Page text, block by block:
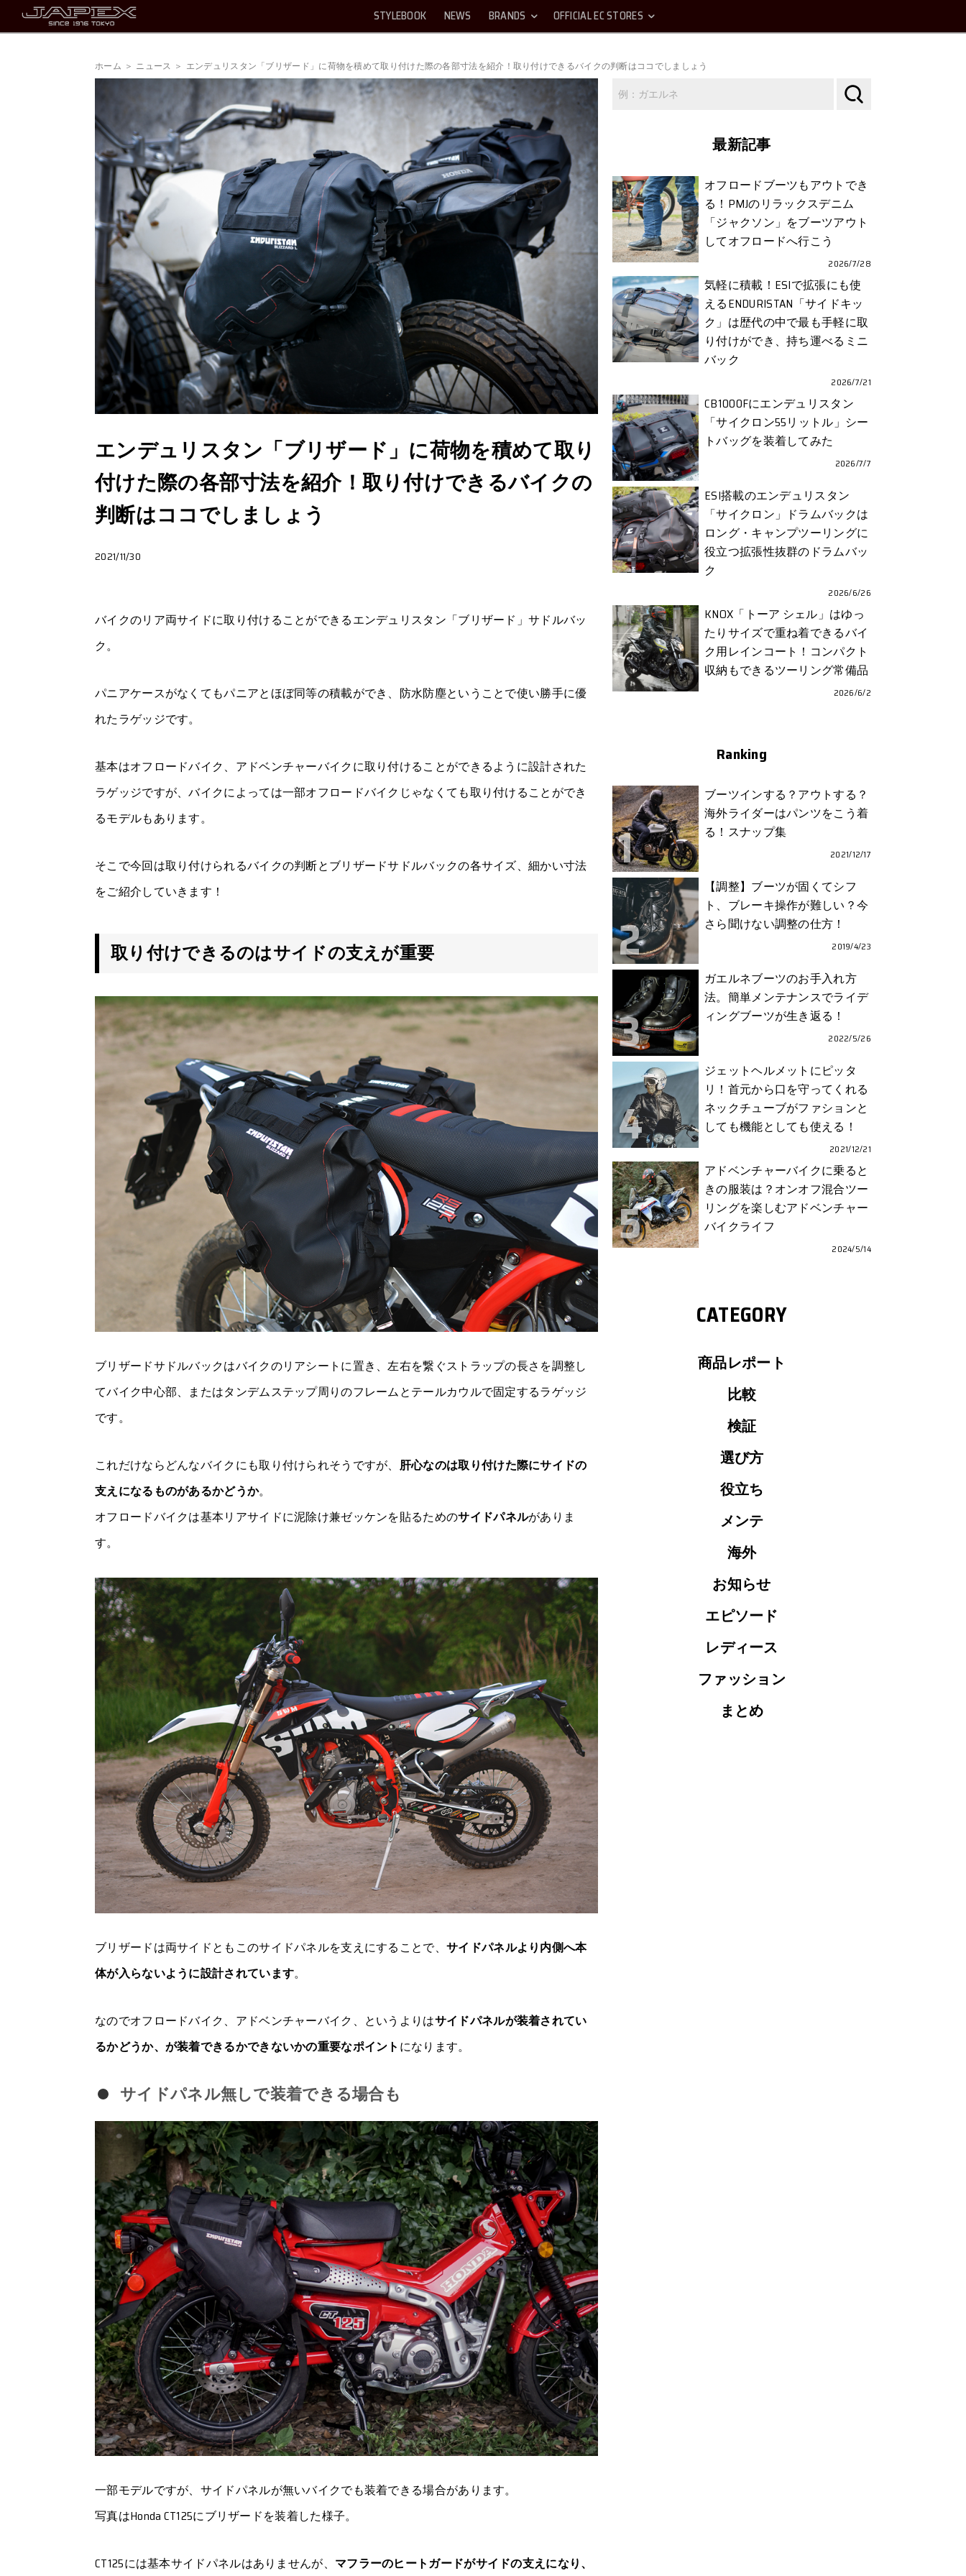
STYLEBOOK NEWS BRANDS OFFICIAL EC STORES
ホーム ニュース エンデュリスタン「ブリザード」に荷物を積めて取り付けた際の各部寸法を紹介！取り付けできるバイクの判断はココでしましょう
エンデュリスタン「ブリザード」に荷物を積めて取り
付けた際の各部寸法を紹介！取り付けできるバイクの
判断はココでしましょう
2021/11/30
バイクのリア両サイドに取り付けることができるエンデュリスタン「ブリザード」サドルバッ
ク。
パニアケースがなくてもパニアとほぼ同等の積載ができ、防水防塵ということで使い勝手に優
れたラゲッジです。
基本はオフロードバイク、アドベンチャーバイクに取り付けることができるように設計された
ラゲッジですが、バイクによっては一部オフロードバイクじゃなくても取り付けることができ
るモデルもあります。
そこで今回は取り付けられるバイクの判断とブリザードサドルバックの各サイズ、細かい寸法
をご紹介していきます！
取り付けできるのはサイドの支えが重要
ブリザードサドルバックはバイクのリアシートに置き、左右を繋ぐストラップの長さを調整し
てバイク中心部、またはタンデムステップ周りのフレームとテールカウルで固定するラゲッジ
です。
これだけならどんなバイクにも取り付けられそうですが、 肝心なのは取り付けた際にサイドの
支えになるものがあるかどうか。
オフロードバイクは基本リアサイドに泥除け兼ゼッケンを貼るためのサイドパネルがありま
す。
ブリザードは両サイドともこのサイドパネルを支えにすることで、 サイドパネルより内側へ本
体が入らないように設計されています。
なのでオフロードバイク、アドベンチャーバイク、というよりはサイドパネルが装着されてい
るかどうか、が装着できるかできないかの重要なポイント になります。
サイドパネル無しで装着できる場合も
一部モデルですが、サイドパネルが無いバイクでも装着できる場合があります。
写真はHonda CT125にブリザードを装着した様子。
CT125には基本サイドパネルはありませんが、 マフラーのヒートガードがサイドの支えになり、
最新記事
オフロードブーツもアウトでき
る！PMJのリラックスデニム
「ジャクソン」をブーツアウト
してオフロードへ行こう
2026/7/28
気軽に積載！ESIで拡張にも使
えるENDURISTAN「サイドキッ
ク」は歴代の中で最も手軽に取
り付けができ、持ち運べるミニ
バック
2026/7/21
CB1000Fにエンデュリスタン
「サイクロン55リットル」シー
トバッグを装着してみた
2026/7/7
ESI搭載のエンデュリスタン
「サイクロン」ドラムバックは
ロング・キャンプツーリングに
役立つ拡張性抜群のドラムバッ
ク
2026/6/26
KNOX「トーア シェル」はゆっ
たりサイズで重ね着できるバイ
ク用レインコート！コンパクト
収納もできるツーリング常備品
2026/6/2
Ranking
ブーツインする？アウトする？
海外ライダーはパンツをこう着
る！スナップ集
2021/12/17
【調整】ブーツが固くてシフ
ト、ブレーキ操作が難しい？今
さら聞けない調整の仕方！
2019/4/23
ガエルネブーツのお手入れ方
法。簡単メンテナンスでライデ
ィングブーツが生き返る！
2022/5/26
ジェットヘルメットにピッタ
リ！首元から口を守ってくれる
ネックチューブがファションと
しても機能としても使える！
2021/12/21
アドベンチャーバイクに乗ると
きの服装は？オンオフ混合ツー
リングを楽しむアドベンチャー
バイクライフ
2024/5/14
CATEGORY
商品レポート
比較
検証
選び方
役立ち
メンテ
海外
お知らせ
エピソード
レディース
ファッション
まとめ